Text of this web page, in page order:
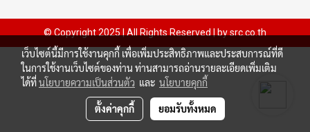
© Copyright 2025 | All Rights Reserved | by src.co.th
เว็บไซต์นี้มีการใช้งานคุกกี้ เพื่อเพิ่มประสิทธิภาพและประสบการณ์ที่ดี
ในการใช้งานเว็บไซต์ของท่าน ท่านสามารถอ่านรายละเอียดเพิ่มเติม
ได้ที่นโยบายความเป็นส่วนตัว และ นโยบายคุกกี้
ตั้งค่าคุกกี้ ยอมรับทั้งหมด